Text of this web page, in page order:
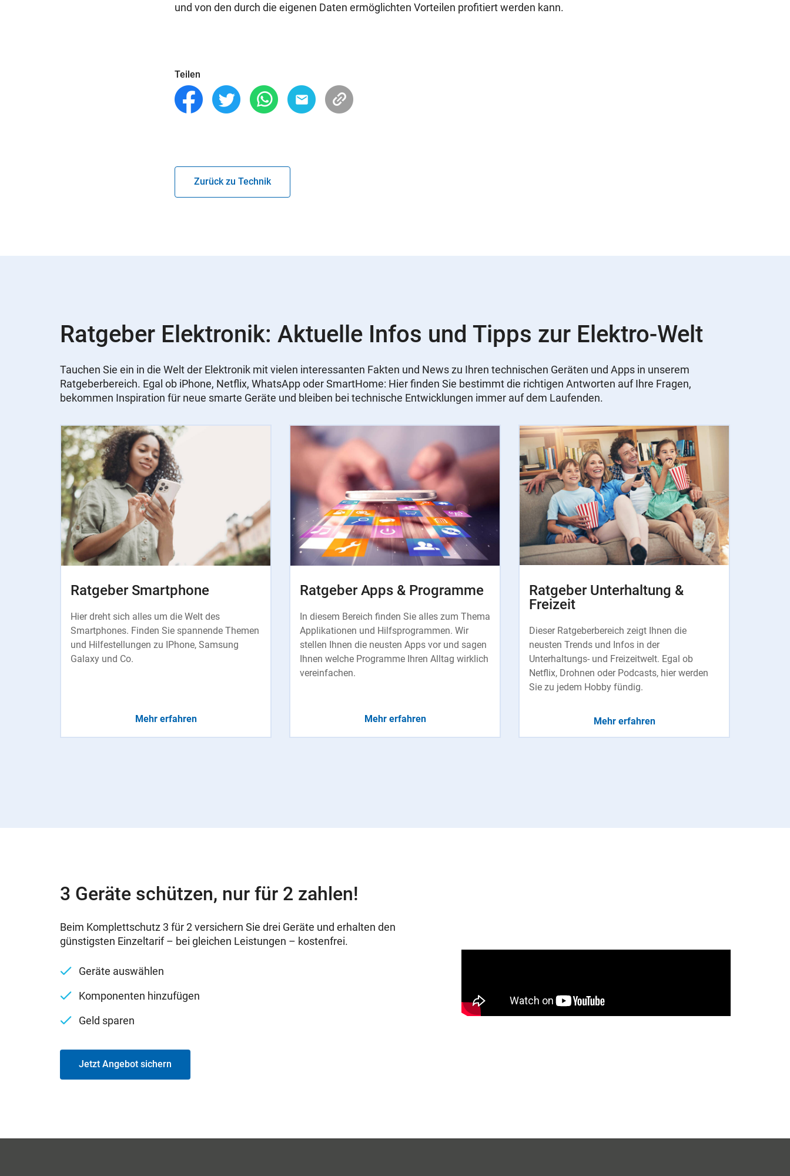
und von den durch die eigenen Daten ermöglichten Vorteilen profitiert werden kann.
Teilen
Zurück zu Technik
Ratgeber Elektronik: Aktuelle Infos und Tipps zur Elektro-Welt
Tauchen Sie ein in die Welt der Elektronik mit vielen interessanten Fakten und News zu Ihren technischen Geräten und Apps in unserem
Ratgeberbereich. Egal ob iPhone, Netflix, WhatsApp oder SmartHome: Hier finden Sie bestimmt die richtigen Antworten auf Ihre Fragen,
bekommen Inspiration für neue smarte Geräte und bleiben bei technische Entwicklungen immer auf dem Laufenden.
Instructions
Ratgeber Smartphone
Hier dreht sich alles um die Welt des
Smartphones. Finden Sie spannende Themen
und Hilfestellungen zu IPhone, Samsung
Galaxy und Co.
Mehr erfahren
Ratgeber Apps & Programme
In diesem Bereich finden Sie alles zum Thema
Applikationen und Hilfsprogrammen. Wir
stellen Ihnen die neusten Apps vor und sagen
Ihnen welche Programme Ihren Alltag wirklich
vereinfachen.
Mehr erfahren
Ratgeber Unterhaltung &
Freizeit
Dieser Ratgeberbereich zeigt Ihnen die
neusten Trends und Infos in der
Unterhaltungs- und Freizeitwelt. Egal ob
Netflix, Drohnen oder Podcasts, hier werden
Sie zu jedem Hobby fündig.
Mehr erfahren
3 Geräte schützen, nur für 2 zahlen!
Beim Komplettschutz 3 für 2 versichern Sie drei Geräte und erhalten den
günstigsten Einzeltarif – bei gleichen Leistungen – kostenfrei.
Geräte auswählen
Komponenten hinzufügen
Geld sparen
Jetzt Angebot sichern